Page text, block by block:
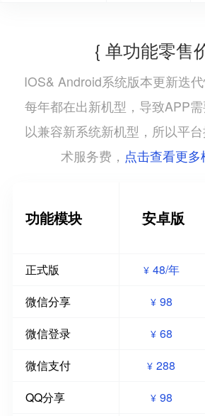
{ 单功能零售
IOS& Android系统版本更新迭
每年都在出新机型，导致APP
以兼容新系统新机型，所以平
术服务费， 点击查看更
功能模块 安卓版
正式版 ¥ 48/年
微信分享
¥ 98
微信登录
¥ 68
微信支付
¥ 288
QQ分享
¥ 98